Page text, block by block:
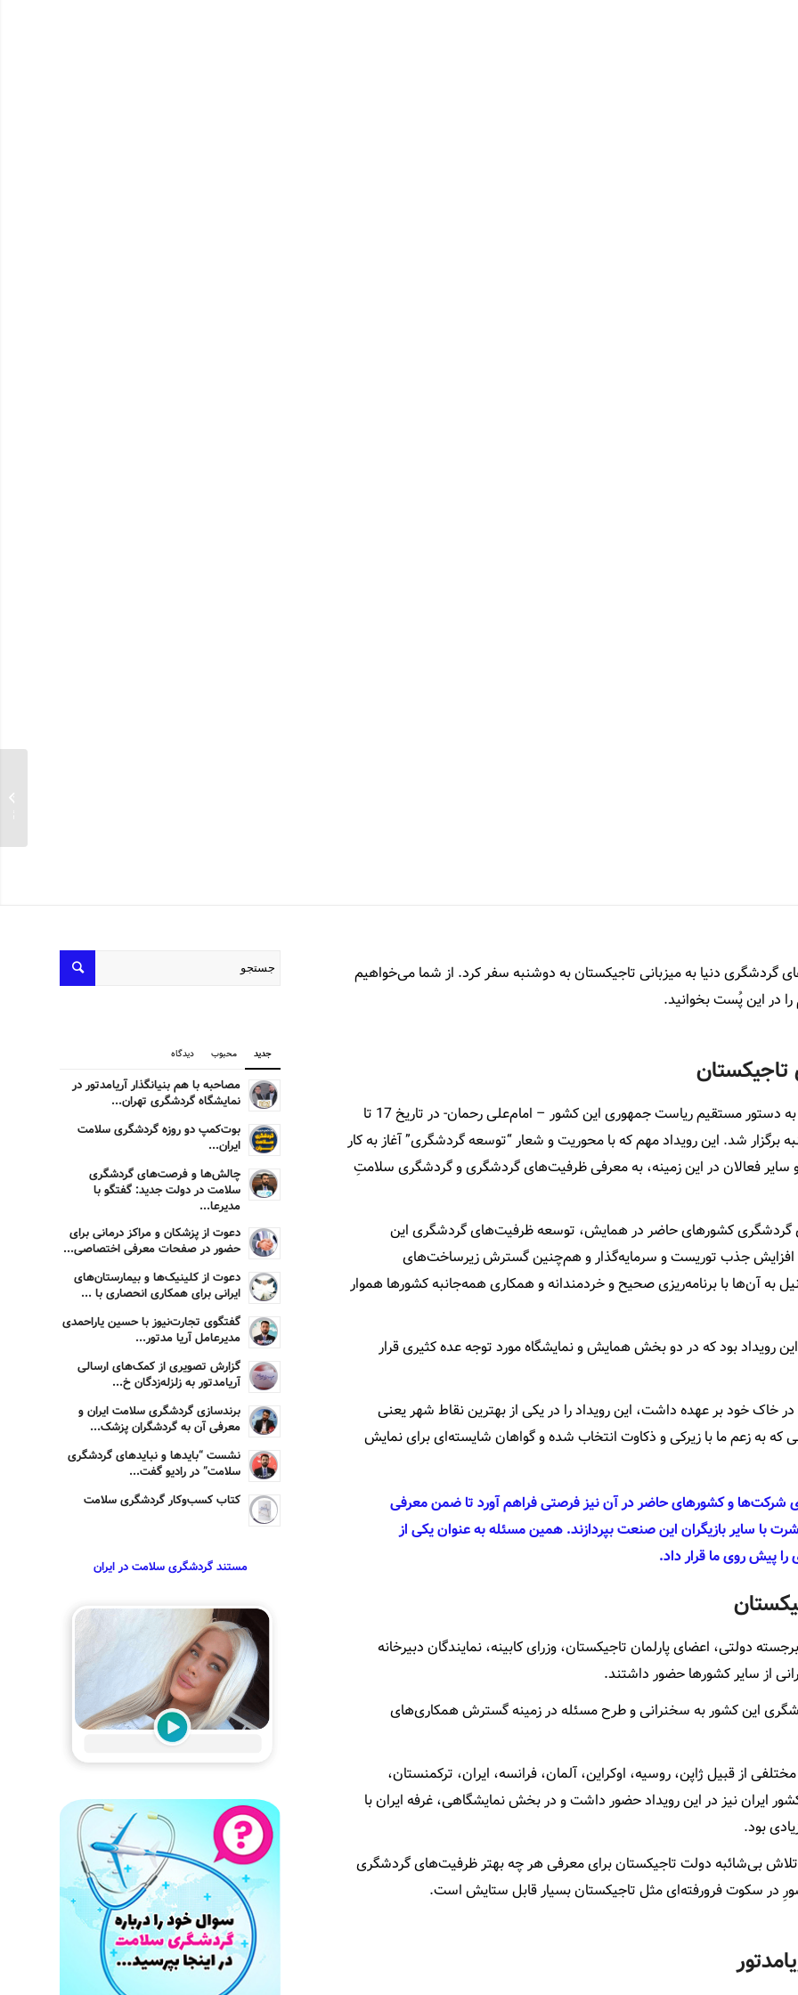
گردشگری دنیا به میزبانی تاجیکستان به دوشنبه سفر کرد. از شما می‌خواهیم
را در این پُست بخوانید.
نمایشگاه و گردهمایی بین‌المللی گردشگری 2019 تاجیکستان به دستور مستقیم ریاست جمهوری این کشور – امام‌علی رحمان- در تاریخ 17 تا
(8 تا 10 آگوست 2019) در شهر دوشنبه برگزار شد. این رویداد مهم که با محوریت و شعار “توسعه گردشگری” آغاز به کار
فعالان در این زمینه، به معرفی ظرفیت‌های گردشگری و گردشگری سلامتِ
گردشگری کشورهای حاضر در همایش، توسعه ظرفیت‌های گردشگری این
افزایش جذب توریست و سرمایه‌گذار و هم‌چنین گسترش زیرساخت‌های
به آن‌ها با برنامه‌ریزی صحیح و خردمندانه و همکاری همه‌جانبه کشورها هموار
رویداد بود که در دو بخش همایش و نمایشگاه مورد توجه عده کثیری قرار
خاک خود بر عهده داشت، این رویداد را در یکی از بهترین نقاط شهر یعنی
به زعم ما با زیرکی و ذکاوت انتخاب شده و گواهان شایسته‌ای برای نمایش
شرکت‌ها و کشورهای حاضر در آن نیز فرصتی فراهم آورد تا ضمن معرفی
با سایر بازیگران این صنعت بپردازند. همین مسئله به عنوان یکی از
پیش روی ما قرار داد.
دولتی، اعضای پارلمان تاجیکستان، وزرای کابینه، نمایندگان دبیرخانه
این کشور به سخنرانی و طرح مسئله در زمینه گسترش همکاری‌های
از قبیل ژاپن، روسیه، اوکراین، آلمان، فرانسه، ایران، ترکمنستان،
ایران نیز در این رویداد حضور داشت و در بخش نمایشگاهی، غرفه ایران با
بود.
بی‌شائبه دولت تاجیکستان برای معرفی هر چه بهتر ظرفیت‌های گردشگری
در سکوت فرو‌رفته‌ای مثل تاجیکستان بسیار قابل ستایش است.
جدید محبوب دیدگاه
مصاحبه با هم بنیانگذار آریامدتور در
نمایشگاه گردشگری تهران...
بوت‌کمپ دو روزه گردشگری سلامت
ایران...
چالش‌ها و فرصت‌های گردشگری
سلامت در دولت جدید: گفتگو با
مدیرعا...
دعوت از پزشکان و مراکز درمانی برای
حضور در صفحات معرفی اختصاصی...
دعوت از کلینیک‌ها و بیمارستان‌های
ایرانی برای همکاری انحصاری با ...
گفتگوی تجارت‌نیوز با حسین یاراحمدی
مدیرعامل آریا مدتور...
گزارش تصویری از کمک‌های ارسالی
آریامدتور به زلزله‌زدگان خ...
برندسازی گردشگری سلامت ایران و
معرفی آن به گردشگران پزشک...
نشست “بایدها و نبایدهای گردشگری
سلامت” در رادیو گفت...
کتاب کسب‌وکار گردشگری سلامت
مستند گردشگری سلامت در ایران